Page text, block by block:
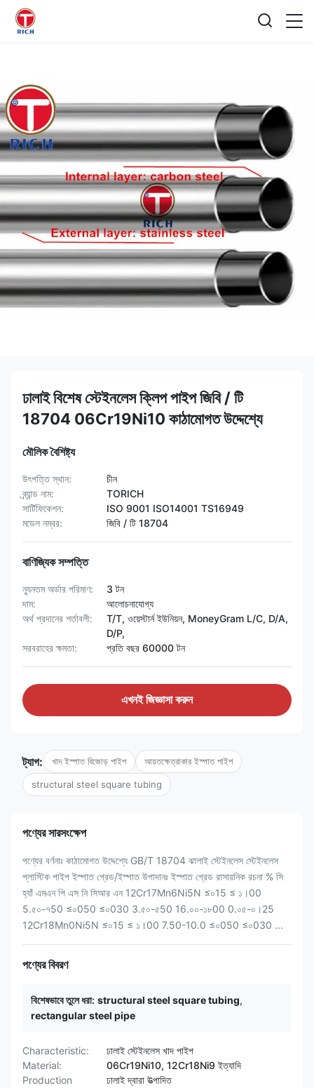
ঢালাই বিশেষ স্টেইনলেস ক্লিপ পাইপ জিবি / টি
18704 06Cr19Ni10 কাঠামোগত উদ্দেশ্যে
মৌলিক বৈশিষ্ট্য
উৎপত্তি স্থান:
চীন
ব্র্যান্ড নাম:
TORICH
সার্টিফিকেশন:
ISO 9001 ISO14001 TS16949
মডেল নম্বর:
জিবি / টি 18704
বাণিজ্যিক সম্পত্তি
ন্যূনতম অর্ডার পরিমাণ:
3 টন
দাম:
আলোচনাযোগ্য
অর্থ প্রদানের শর্তাবলী:
T/T, ওয়েস্টার্ন ইউনিয়ন, MoneyGram L/C, D/A,
D/P,
সরবরাহের ক্ষমতা:
প্রতি বছর 60000 টন
এখনই জিজ্ঞাসা করুন
ট্যাগ: খাদ ইস্পাত বিজোড় পাইপ আয়তক্ষেত্রাকার ইস্পাত পাইপ
structural steel square tubing
পণ্যের সারসংক্ষেপ
পণ্যের বর্ণনাঃ কাঠামোগত উদ্দেশ্যে GB/T 18704 ঝালাই স্টেইনলেস স্টেইনলেস
প্লাস্টিক পাইপ ইস্পাত গ্রেড/ইস্পাত উপাদানঃ ইস্পাত গ্রেড রাসায়নিক রচনা % সি
হ্যাঁ এমএন পি এস নি সিআর এন 12Cr17Mn6Ni5N ≤০15 ≤ ১।00
5.৫০-৭50 ≤০050 ≤০030 3.৫০-৫50 16.০০-১৮00 0.০৫-০।25
12Cr18Mn0Ni5N ≤০15 ≤ ১।00 7.50-10.0 ≤০050 ≤০030 ...
পণ্যের বিবরণ
বিশেষভাবে তুলে ধরা: structural steel square tubing,
rectangular steel pipe
Characteristic:
ঢালাই স্টেইনলেস খাদ পাইপ
Material:
06Cr19Ni10, 12Cr18Ni9 ইত্যাদি
Production
ঢালাই দ্বারা উত্পাদিত